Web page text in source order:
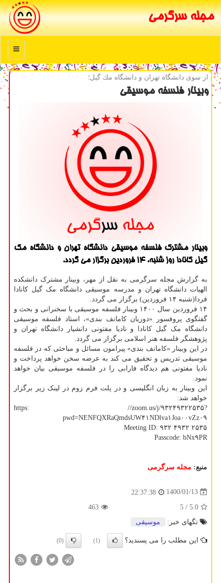
مجله سرگرمی
منو
از سوی دانشگاه تهران و دانشگاه مك گیل؛
وبینار فلسفه موسیقی
وبینار مشترک فلسفه موسیقی دانشگاه تهران و دانشگاه مک
گیل کانادا روز شنبه، ۱۴ فروردین برگزار می گردد.
به گزارش مجله سرگرمی به نقل از مهر، وبینار مشترک دانشکده
الهیات دانشگاه تهران و مدرسه موسیقی دانشگاه مک گیل کانادا
فردا(شنبه ۱۴ فروردین) برگزار می گردد.
۱۴ فروردین سال ۱۴۰۰ وبینار فلسفه موسیقی با سخنرانی و بحث و
گفتگوی پروفسور «دوریان کامانف بندی»، استاد فلسفه موسیقی
دانشگاه مک گیل کانادا و نادیا مفتونی دانشیار دانشگاه تهران و
پژوهشگر فلسفه هنر اسلامی برگزار می گردد.
در این وبینار «کامانف بندی» پیرامون مسائل و مباحثی که در فلسفه
موسیقی تدریس و تحقیق می کند به عرضه سخن خواهد پرداخت و
نادیا مفتونی هم دیدگاه فارابی را در فلسفه موسیقی بیان خواهد
نمود.
این وبینار به زبان انگلیسی و در پلت فرم زوم در لینک زیر برگزار
خواهد شد:
https: //zoom.us/j/۹۳۲۴۹۳۲۲۵۳۵?
pwd=NENFQXRaQmdsUW۴۱NDlva۱Joa۰۰vZz۰۹
Meeting ID: ۹۳۲ ۴۹۳۲ ۲۵۳۵
Passcode: bNx۹PR
منبع: مجله سرگرمی
1400/01/13
22:37:38
5.0
/ 5
463
تگهای خبر:
موسیقی
این مطلب را می پسندید؟ (1)
(0)